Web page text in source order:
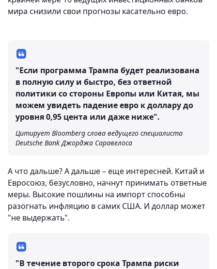
мира снизили свои прогнозы касательно евро.
"Если программа Трампа будет реализована
в полную силу и быстро, без ответной
политики со стороны Европы или Китая, мы
можем увидеть падение евро к доллару до
уровня 0,95 цента или даже ниже".
Цитирует Bloomberg слова ведущего специалиста
Deutsche Bank Джорджа Саравелоса
А что дальше? А дальше – еще интересней. Китай и
Евросоюз, безусловно, начнут принимать ответные
меры. Высокие пошлины на импорт способны
разогнать инфляцию в самих США. И доллар может
"не выдержать".
"В течение второго срока Трампа риски